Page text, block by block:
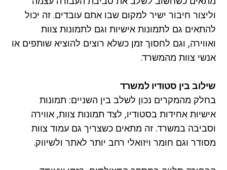
וליצור חיבור ישיר למקום שבו אתם עובדים. זה יכול
להתאים גם לתמונות אישיות וגם לתמונות צוות
ואווירה, וגם לחסוך זמן כשלא רוצים להוציא שותפים או
אנשי צוות מהמשרד.
שילוב בין סטודיו למשרד
בחלק מהמקרים נכון לשלב בין השניים: תמונות
אישיות אחידות בסטודיו, לצד תמונות צוות, אווירה
וסביבה במשרד. זה מתאים כשצריך גם עמוד צוות
מסודר וגם חומר ויזואלי רחב יותר לאתר ולשיווק.